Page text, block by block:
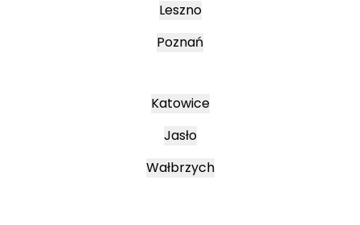
Leszno
Poznań
Katowice
Jasło
Wałbrzych